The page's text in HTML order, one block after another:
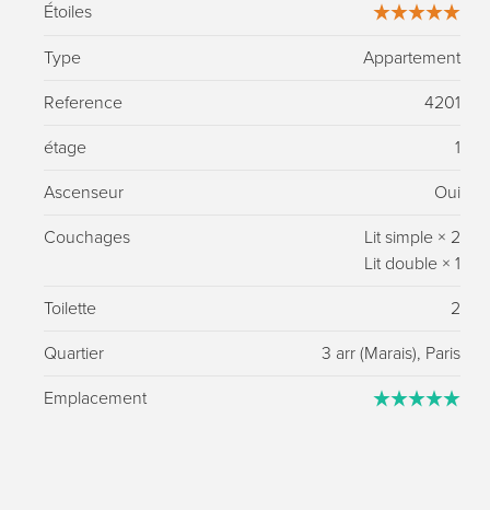
Étoiles
Type Appartement
Reference 4201
étage 1
Ascenseur Oui
Couchages Lit simple × 2
Lit double ×1
Toilette 2
Quartier 3 arr (Marais), Paris
Emplacement